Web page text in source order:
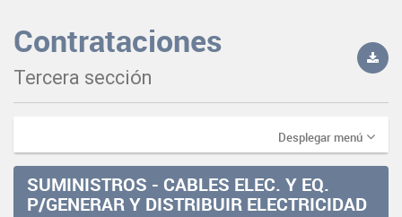
Contrataciones
Tercera sección
Desplegar menú
SUMINISTROS - CABLES ELEC. Y EQ.
P/GENERAR Y DISTRIBUIR ELECTRICIDAD